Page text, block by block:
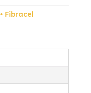
• Fibracel